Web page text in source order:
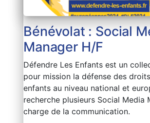
Bénévolat : Social
Manager H/F
Défendre Les Enfants est un
pour mission la défense des
enfants au niveau national et
recherche plusieurs Social Media
charge de la communication.